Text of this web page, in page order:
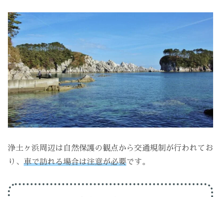
浄土ヶ浜周辺は自然保護の観点から交通規制が行われてお
り、 車で訪れる場合は注意が必要です。